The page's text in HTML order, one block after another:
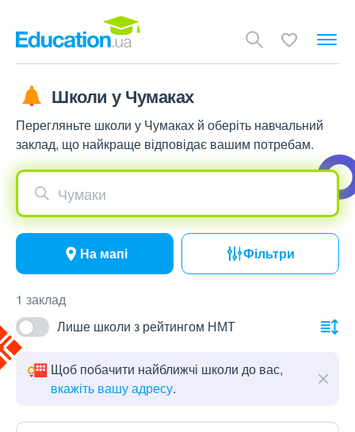
Школи у Чумаках
Перегляньте школи у Чумаках й оберіть навчальний
заклад, що найкраще відповідає вашим потребам.
Чумаки
На мапі Фільтри
1 заклад
Лише школи з рейтингом НМТ
Щоб побачити найближчі школи до вас,
вкажіть вашу адресу.